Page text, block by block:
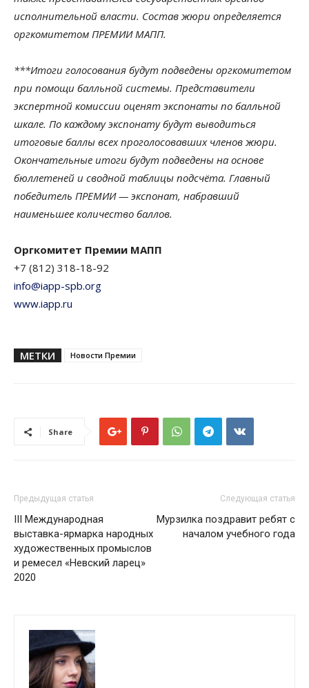
исполнительной власти. Состав жюри определяется
оргкомитетом ПРЕМИИ МАПП.
***Итоги голосования будут подведены оргкомитетом
при помощи балльной системы. Представители
экспертной комиссии оценят экспонаты по балльной
шкале. По каждому экспонату будут выводиться
итоговые баллы всех проголосовавших членов жюри.
Окончательные итоги будут подведены на основе
бюллетеней и сводной таблицы подсчёта. Главный
победитель ПРЕМИИ — экспонат, набравший
наименьшее количество баллов.
Оргкомитет Премии МАПП
+7 (812) 318-18-92
info@iapp-spb.org
www.iapp.ru
МЕТКИ Новости Премии
Share
Предыдущая статья
III Международная
выставка-ярмарка народных
художественных промыслов
и ремесел «Невский ларец»
2020
Следующая статья
Мурзилка поздравит ребят с
началом учебного года